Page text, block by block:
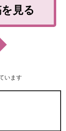
見る
います